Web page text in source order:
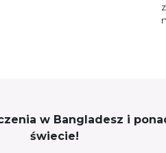
w Bangladesz i
świecie!